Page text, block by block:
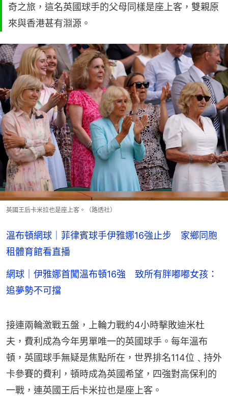
奇之旅，這名英國球手的父母同樣是座上客，雙親原
來與香港甚有淵源。
英國王后卡米拉也是座上客。（路透社）
溫布頓網球｜菲律賓球手伊雅娜16強止步 家鄉同胞
租體育館看直播
網球｜伊雅娜首闖溫布頓16強 致所有胖嘟嘟女孩：
追夢勢不可擋
接連兩輪激戰五盤，上輪力戰約4小時擊敗迪米杜
夫，費利成為今年男單唯一的英國球手。每年溫布
頓，英國球手無疑是焦點所在，世界排名114位﹑持外
卡參賽的費利，頓時成為英國希望，四強對高保利的
一戰，連英國王后卡米拉也是座上客。